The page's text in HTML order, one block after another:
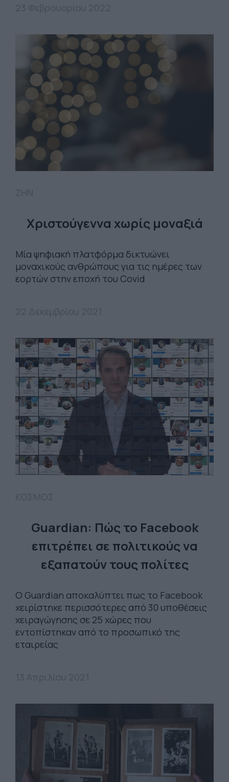
Χριστούγεννα χωρίς μοναξιά
Μία ψηφιακή πλατφόρμα δικτυώνει
μοναχικούς ανθρώπους για τις ημέρες των
εορτών στην εποχή του Covid
Guardian: Πώς το Facebook
επιτρέπει σε πολιτικούς να
εξαπατούν τους πολίτες
Ο Guardian αποκαλύπτει πως το Facebook
χειρίστηκε περισσότερες από 30 υποθέσεις
χειραγώγησης σε 25 χώρες που
εντοπίστηκαν από το προσωπικό της
εταιρείας